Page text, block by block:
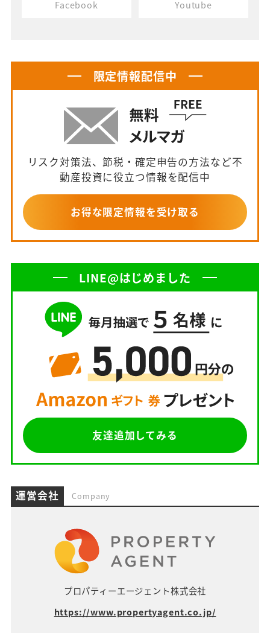
Facebook Youtube
限定情報配信中
リスク対策法、節税・確定申告の方法など不
動産投資に役立つ情報を配信中
お得な限定情報を受け取る
LINE@はじめました
友達追加してみる
運営会社 Company
プロパティーエージェント株式会社
https://www.propertyagent.co.jp/